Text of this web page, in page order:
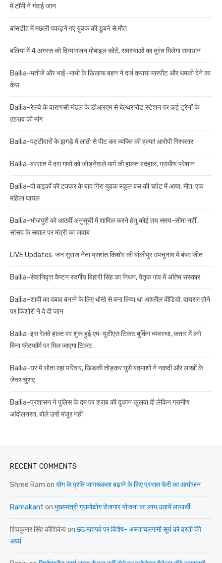
में टॉमी ने गंवाई जान
बांसडीह में मछली पकड़ने गए युवक की डूबने से मौत
बलिया में 4 अगस्त को दिव्यांगजन मोबाइल कोर्ट, समस्याओं का तुरंत मिलेगा समाधान
Ballia-भतीजे और भाई-भाभी के खिलाफ बहन ने दर्ज कराया मारपीट और धमकी देने का
केस
Ballia-रेलवे के वाराणसी मंडल के डीआरएम से बेल्थरारोड स्टेशन पर कई ट्रेनों के
ठहराव की मांग
Ballia-पट्टीदारों के झगड़े में लाठी से पीट कर व्यक्ति की हत्या! आरोपी गिरफ्तार
Ballia-बरसात में दस गावों को जोड़नेवाले मार्ग की हालत बदहाल, ग्रामीण परेशान
Ballia-दो बाइकों की टक्कर के बाद गिरा युवक स्कूल बस की चपेट में आया, मौत, एक
महिला घायल
Ballia-भोजपुरी को आठवीं अनुसूची में शामिल करने हेतु कोई तय समय-सीमा नहीं,
सांसद के सवाल पर मंत्री का जवाब
LIVE Updates: जन सुराज नेता प्रशांत किशोर की बांकीपुर उपचुनाव में बंपर जीत
Ballia-सेवानिवृत्त कैप्टन स्वर्गीय बिहारी सिंह का निधन, पैतृक गांव में अंतिम संस्कार
Ballia-शादी का दबाव बनाने के लिए धोखे से बना लिया था अश्लील वीडियो, वायरल होने
पर किशोरी ने दे दी जान
Ballia-इस रेलवे हाल्ट पर शुरू हुई एम-यूटीएस टिकट बुकिंग व्यवस्था, कतार में लगे
बिना प्लेटफॉर्म पर मिल जाएगा टिकट
Ballia-घर में सोता रहा परिवार, खिड़की तोड़कर घुसे बदमाशों ने नकदी और लाखों के
जेवर चुराए
Ballia-प्रशासन ने पुलिस के दम पर शराब की दुकान खुलवा दी लेकिन ग्रामीण
आंदोलनरत, बोले उन्हें मंजूर नहीं
RECENT COMMENTS
Shree Ram on योग के प्रति जागरूकता बढ़ाने के लिए प्रभात फेरी का आयोजन
Ramakant on मुख्यमंत्री ग्रामोद्योग रोजगार योजना का लाभ उठायें लाभार्थी
शिवकुमार सिंह कौशिकेयon छठ महापर्व पर विशेष- अस्ताचलगामी सूर्य को व्रती देंगे
अर्घ्य